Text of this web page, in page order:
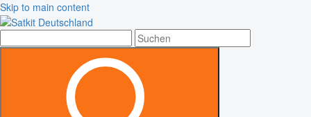
Skip to main content